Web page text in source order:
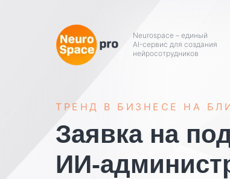
Neurospace – единый
AI-сервис для создания
нейросотрудников
ТРЕНД В БИЗНЕСЕ НА
Заявка на
ИИ-